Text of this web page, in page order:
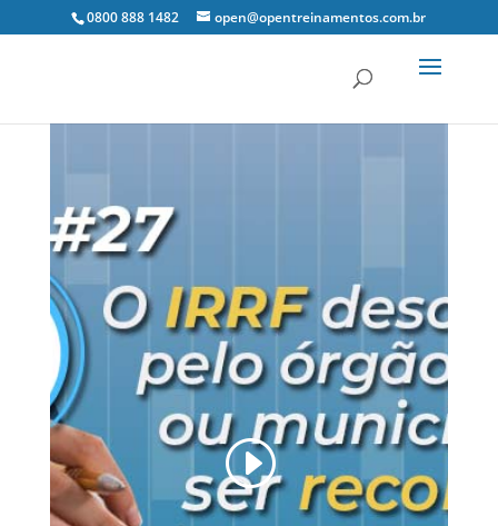
0800 888 1482 open@opentreinamentos.com.br